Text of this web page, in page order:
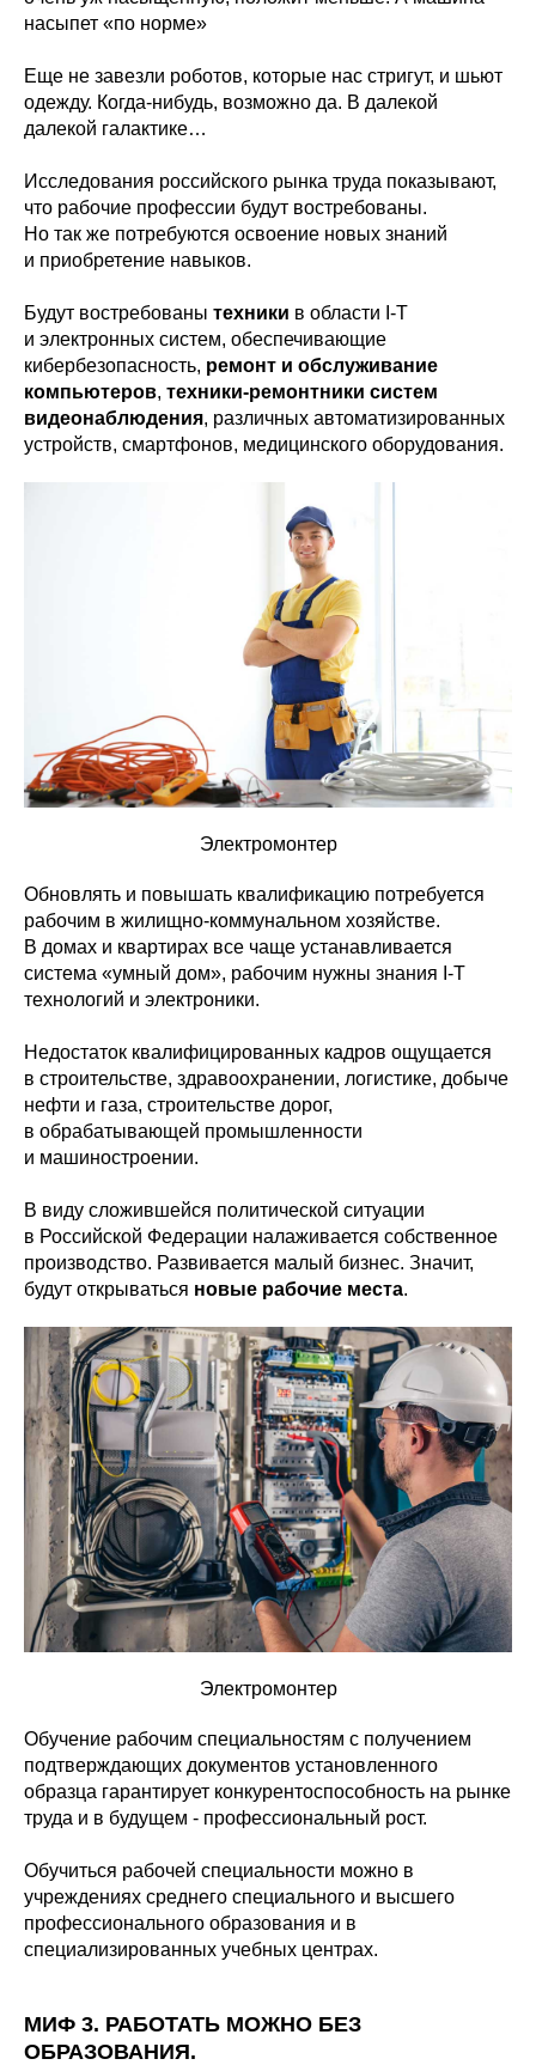
насыпет «по норме»
Еще не завезли роботов, которые нас стригут, и шьют
одежду. Когда-нибудь, возможно да. В далекой
далекой галактике…
Исследования российского рынка труда показывают,
что рабочие профессии будут востребованы.
Но так же потребуются освоение новых знаний
и приобретение навыков.
Будут востребованы техники в области I-T
и электронных систем, обеспечивающие
кибербезопасность, ремонт и обслуживание
компьютеров, техники-ремонтники систем
видеонаблюдения, различных автоматизированных
устройств, смартфонов, медицинского оборудования.
Электромонтер
Обновлять и повышать квалификацию потребуется
рабочим в жилищно-коммунальном хозяйстве.
В домах и квартирах все чаще устанавливается
система «умный дом», рабочим нужны знания I-T
технологий и электроники.
Недостаток квалифицированных кадров ощущается
в строительстве, здравоохранении, логистике, добыче
нефти и газа, строительстве дорог,
в обрабатывающей промышленности
и машиностроении.
В виду сложившейся политической ситуации
в Российской Федерации налаживается собственное
производство. Развивается малый бизнес. Значит,
будут открываться новые рабочие места.
Электромонтер
Обучение рабочим специальностям с получением
подтверждающих документов установленного
образца гарантирует конкурентоспособность на рынке
труда и в будущем - профессиональный рост.
Обучиться рабочей специальности можно в
учреждениях среднего специального и высшего
профессионального образования и в
специализированных учебных центрах.
МИФ 3. РАБОТАТЬ МОЖНО БЕЗ
ОБРАЗОВАНИЯ.